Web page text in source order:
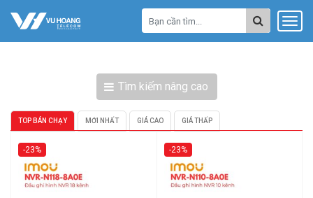
Tìm kiếm nâng cao
TOP BÁN CHẠY MỚI NHẤT GIÁ CAO GIÁ THẤP
-23% -23%